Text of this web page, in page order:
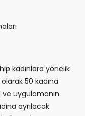
kadınlara yönelik
50 kadına
uygulamanın
ayrılacak